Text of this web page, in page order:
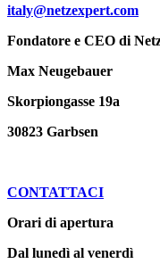
italy@netzexpert.com
Fondatore e CEO di
Max Neugebauer
Skorpiongasse 19a
30823 Garbsen
CONTATTACI
Orari di apertura
Dal lunedì al venerdì